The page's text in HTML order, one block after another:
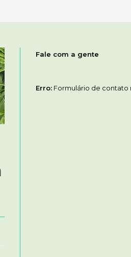
Fale com a gente
Erro: Formulário de contato